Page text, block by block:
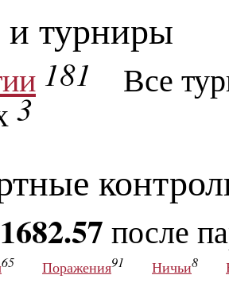
турниры
181
Все
3
1682.57 после
65 Поражения91 Ничьи8